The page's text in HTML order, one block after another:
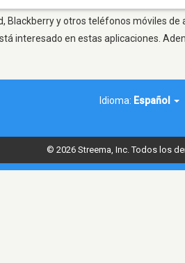
Blackberry y otros teléfonos móviles de
interesado en estas aplicaciones.
Idioma: Español
© 2026 Streema, Inc. Todos los